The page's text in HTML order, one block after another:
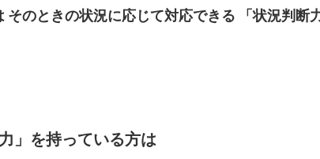
そのときの状況に応じて対応できる 「状況判断
」を持っている方は